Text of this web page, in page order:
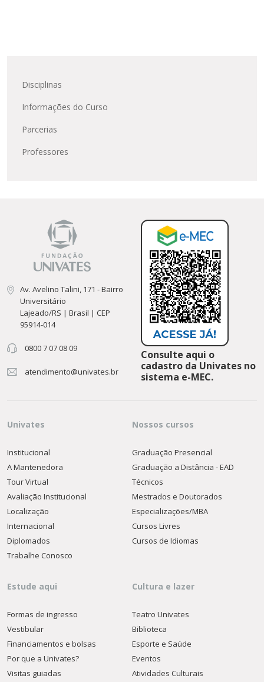
Disciplinas
Informações do Curso
Parcerias
Professores
Av. Avelino Talini, 171 - Bairro
Universitário
Lajeado/RS | Brasil | CEP
95914-014
0800 7 07 08 09
atendimento@univates.br
Consulte aqui o
cadastro da Univates no
sistema e-MEC.
Univates
Institucional
A Mantenedora
Tour Virtual
Avaliação Institucional
Localização
Internacional
Diplomados
Trabalhe Conosco
Nossos cursos
Graduação Presencial
Graduação a Distância - EAD
Técnicos
Mestrados e Doutorados
Especializações/MBA
Cursos Livres
Cursos de Idiomas
Estude aqui
Formas de ingresso
Vestibular
Financiamentos e bolsas
Por que a Univates?
Visitas guiadas
Cultura e lazer
Teatro Univates
Biblioteca
Esporte e Saúde
Eventos
Atividades Culturais